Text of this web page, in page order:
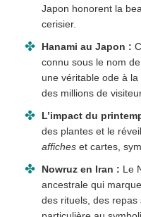
Japon honorent la
cerisier.
Hanami au Japon :
connu sous le nom
une véritable ode à
des millions de
L’impact du
des plantes et le
affiches et cartes,
Nowruz en Iran : Le
ancestrale qui
des rituels, des